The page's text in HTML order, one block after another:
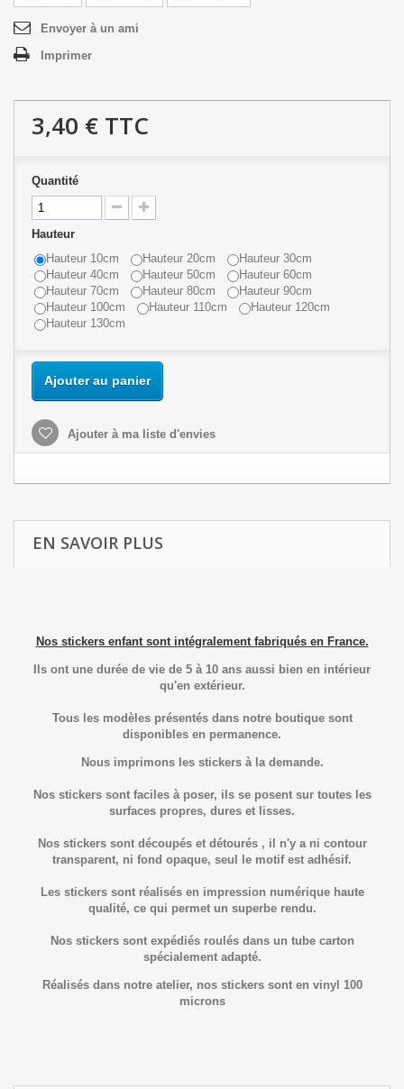
Envoyer à un ami
Imprimer
3,40 € TTC
Quantité
Hauteur
Hauteur 10cm
Hauteur 20cm
Hauteur 30cm
Hauteur 40cm
Hauteur 50cm
Hauteur 60cm
Hauteur 70cm
Hauteur 80cm
Hauteur 90cm
Hauteur 100cm
Hauteur 110cm
Hauteur 120cm
Hauteur 130cm
Ajouter au panier
Ajouter à ma liste d'envies
EN SAVOIR PLUS
Nos stickers enfant sont intégralement fabriqués en France.
Ils ont une durée de vie de 5 à 10 ans aussi bien en intérieur
qu'en extérieur.
Tous les modèles présentés dans notre boutique sont
disponibles en permanence.
Nous imprimons les stickers à la demande.
Nos stickers sont faciles à poser, ils se posent sur toutes les
surfaces propres, dures et lisses.
Nos stickers sont découpés et détourés , il n'y a ni contour
transparent, ni fond opaque, seul le motif est adhésif.
Les stickers sont réalisés en impression numérique haute
qualité, ce qui permet un superbe rendu.
Nos stickers sont expédiés roulés dans un tube carton
spécialement adapté.
Réalisés dans notre atelier, nos stickers sont en vinyl 100
microns